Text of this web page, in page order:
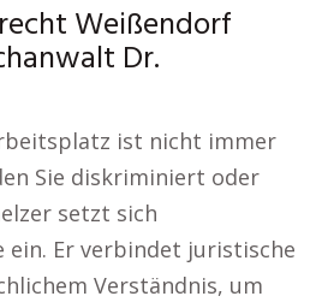
Weißendorf
Dr.
ist nicht immer
Sie diskriminiert oder
setzt sich
ein. Er verbindet juristische
Verständnis, um